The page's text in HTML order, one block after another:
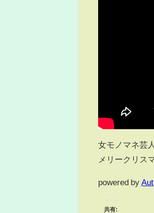
女モノマネ芸
メリークリス
powered by
共有: